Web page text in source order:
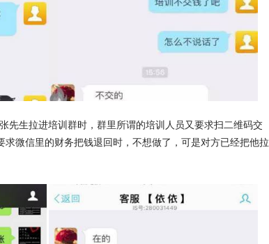
先生拉进培训群时，群里所谓的培训人员又要求扫二维码交
求微信里的财务把钱退回时，不想做了，可是对方已经把他拉